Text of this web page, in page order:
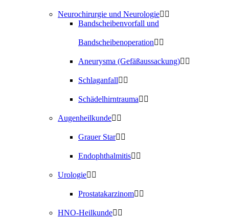
Neurochirurgie und Neurologie
Bandscheibenvorfall und
Bandscheibenoperation
Aneurysma (Gefäßaussackung)
Schlaganfall
Schädelhirntrauma
Augenheilkunde
Grauer Star
Endophthalmitis
Urologie
Prostatakarzinom
HNO-Heilkunde